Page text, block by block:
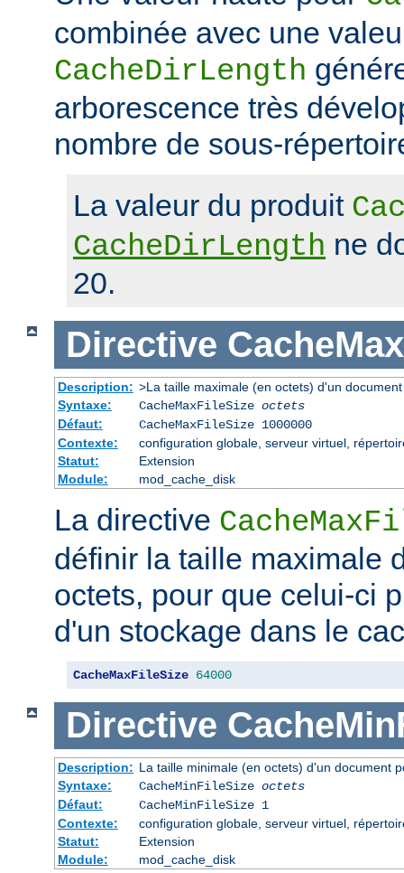
combinée avec une
CacheDirLength
arborescence très
nombre de sous-
La valeur du produit
CacheDirLength ne
20.
Directive
Description: >La taille maximale (en octets) d'un
Syntaxe:
CacheMaxFileSize octets
Défaut:
CacheMaxFileSize 1000000
Contexte:
configuration globale, serveur virtuel,
Statut:
Extension
Module:
mod_cache_disk
La directive
définir la taille maximale
octets, pour que celui-ci
d'un stockage dans le
CacheMaxFileSize 64000
Directive
Description: La taille minimale (en octets) d'un document
Syntaxe:
CacheMinFileSize octets
Défaut:
CacheMinFileSize 1
Contexte:
configuration globale, serveur virtuel,
Statut:
Extension
Module:
mod_cache_disk